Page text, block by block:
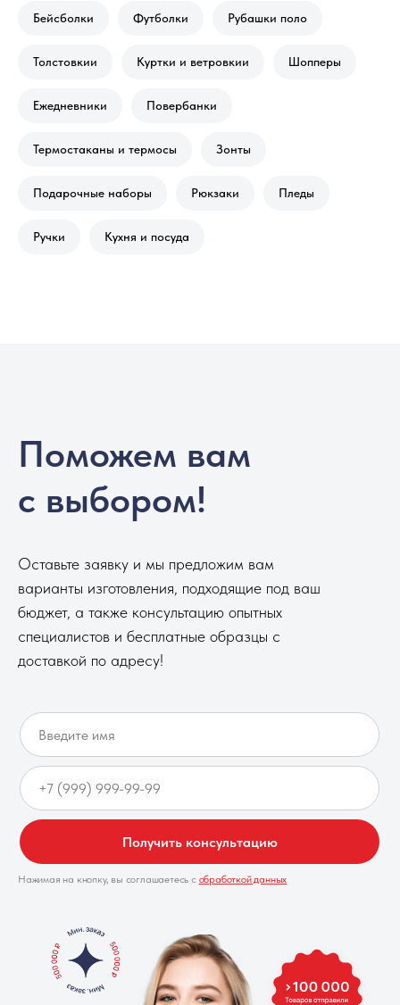
Бейсболки Футболки Рубашки поло
Толстовкии Куртки и ветровкии Шопперы
Ежедневники Повербанки
Термостаканы и термосы Зонты
Подарочные наборы Рюкзаки Пледы
Ручки Кухня и посуда
Поможем вам
с выбором!
Оставьте заявку и мы предложим вам
варианты изготовления, подходящие под ваш
бюджет, а также консультацию опытных
специалистов и бесплатные образцы с
доставкой по адресу!
Получить консультацию
Нажимая на кнопку, вы соглашаетесь с обработкой данных